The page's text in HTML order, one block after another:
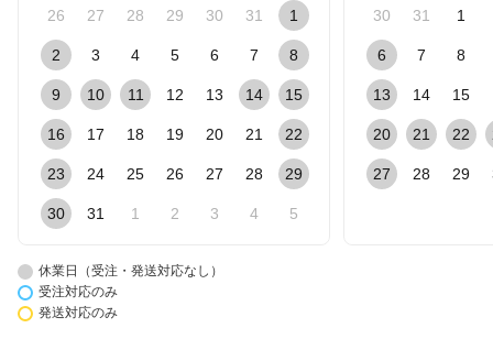
26 27 28 29 30 31 1
2 3 4 5 6 7 8
9 10 11 12 13 14 15
16 17 18 19 20 21 22
23 24 25 26 27 28 29
30 31 1 2 3 4 5
30 31 1
6 7 8
13 14 15
20 21 22
27 28 29
休業日（受注・発送対応なし）
受注対応のみ
発送対応のみ